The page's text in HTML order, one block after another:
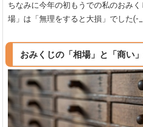
ちなみに今年の初もうでの私のおみ
場」は「無理をすると大損」でした(-
おみくじの「相場」と「商い